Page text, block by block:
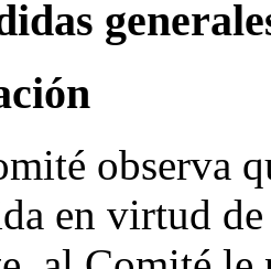
observa
en virtud